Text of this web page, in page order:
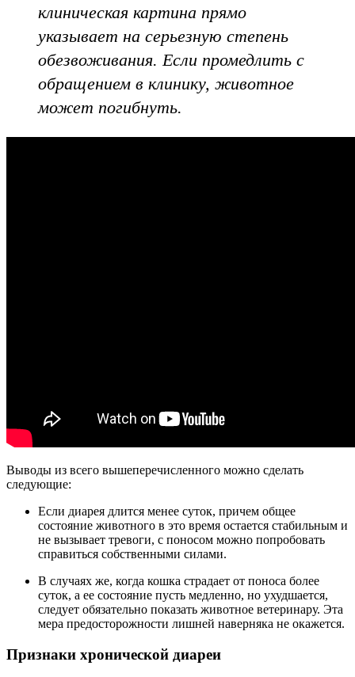
клиническая картина прямо
указывает на серьезную степень
обезвоживания. Если промедлить с
обращением в клинику, животное
может погибнуть.
Выводы из всего вышеперечисленного можно сделать
следующие:
Если диарея длится менее суток, причем общее
состояние животного в это время остается стабильным и
не вызывает тревоги, с поносом можно попробовать
справиться собственными силами.
В случаях же, когда кошка страдает от поноса более
суток, а ее состояние пусть медленно, но ухудшается,
следует обязательно показать животное ветеринару. Эта
мера предосторожности лишней наверняка не окажется.
Признаки хронической диареи